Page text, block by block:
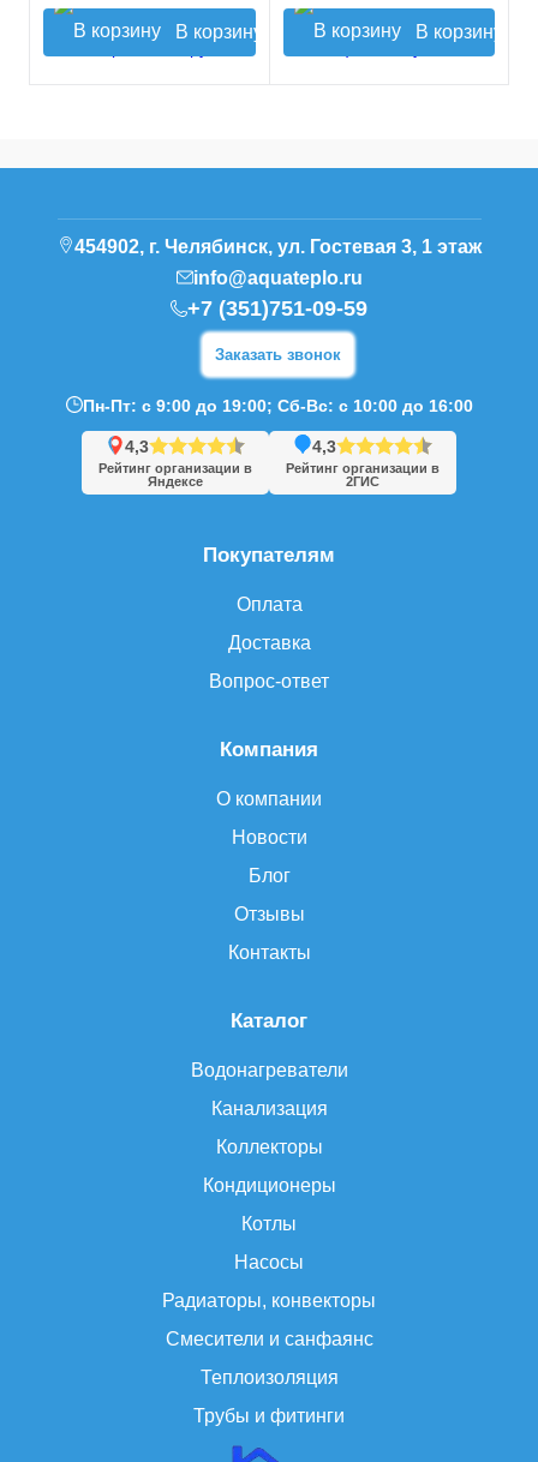
В корзину В корзину
Каталог
Водонагреватели
Канализация
Коллекторы
Кондиционеры
Котлы
Насосы
Радиаторы, конвекторы
Смесители и санфаянс
Теплоизоляция
Трубы и фитинги
Компания
О компании
Новости
Блог
Отзывы
Контакты
Покупателям
Оплата
Доставка
Вопрос-ответ
454902, г. Челябинск, ул. Гостевая 3, 1 этаж
info@aquateplo.ru
+7 (351)751-09-59
Заказать звонок
Пн-Пт: с 9:00 до 19:00; Сб-Вс: с 10:00 до 16:00
4,3
Рейтинг организации в
Яндексе
4,3
Рейтинг организации в
2ГИС